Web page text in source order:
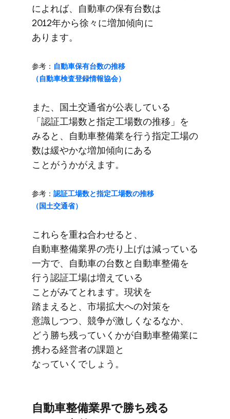
に​よれば、​自動車の​保有台数は​
2012年から​徐々に​増加傾向に​
あります。
参考： 自動車保有台数の​推移​
（自動車検査登録情報協会）
また、​国土交通省が​公表している​
「認証工場数と​指定工場数の​推移」を​
みると、​自動車整備業を​行う​指定工場の​
数は​緩やかな​増加傾向に​ある​
ことがうかが​えます。
参考： 認証工場数と​指定工場数の​推移​
（国土交通省）
これらを​重ね合わせると、​
自動車整備業界の​売り上げは​減っている​
一方で、​自動車の​台数と​自動車整備を​
行う​認証工場は​増えている​
ことがみてとれます。​現状を​
踏まえると、​市場拡大への​対策を​
意識しつつ、​競争が​激しくなるなか、​
どう​勝ち​残っていく​かが​自動車整備業に​
携わる​経営者の​課題と​
なっていくでしょう。
自動車整備業界で​勝ち残る​